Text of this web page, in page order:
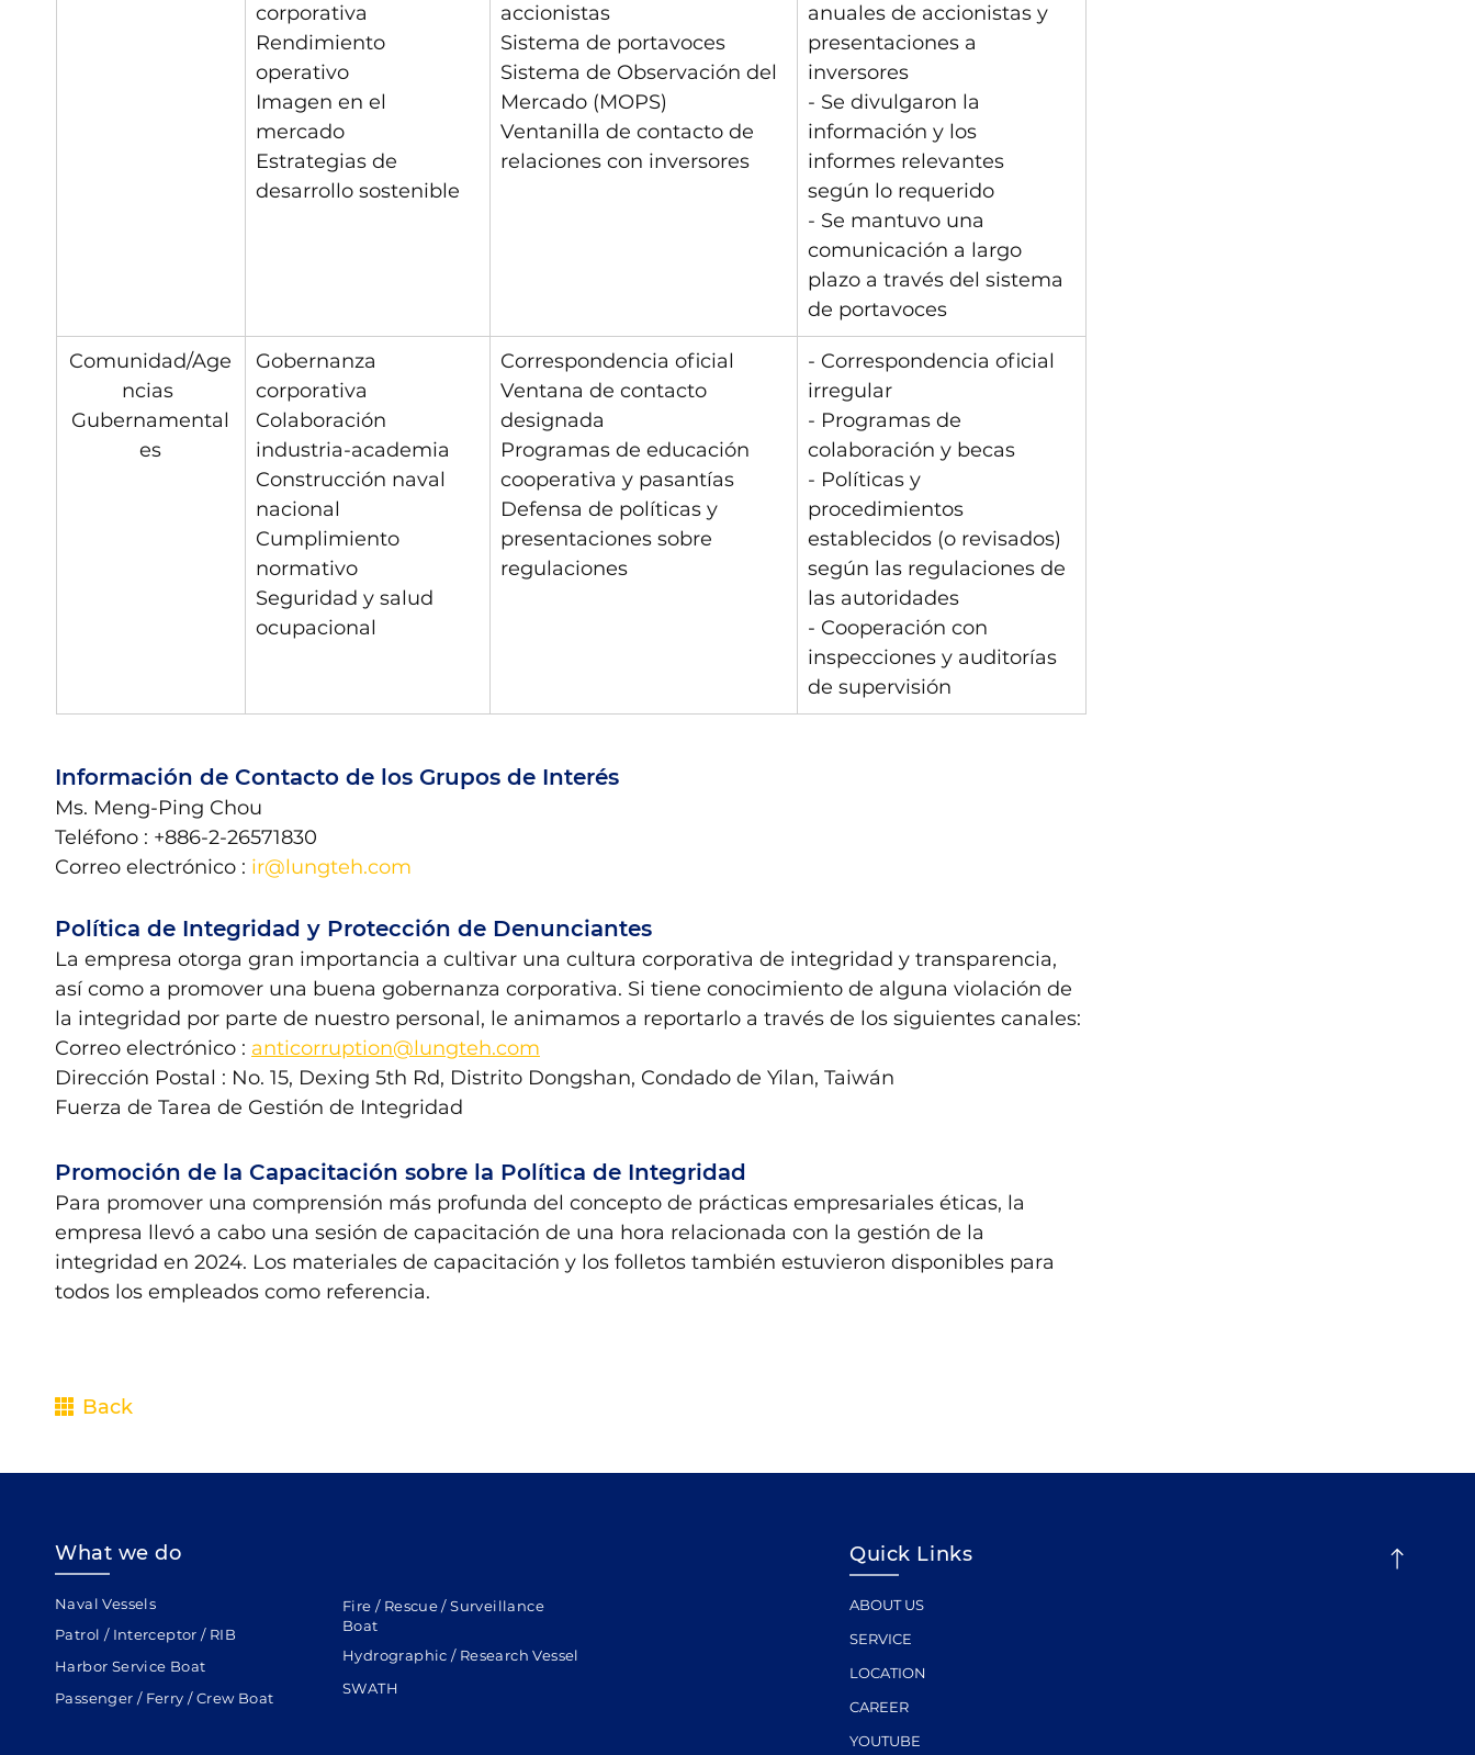
corporativa
Rendimiento
operativo
Imagen en el
mercado
Estrategias de
desarrollo sostenible
accionistas
Sistema de portavoces
Sistema de Observación del
Mercado (MOPS)
Ventanilla de contacto de
relaciones con inversores
anuales de accionistas y
presentaciones a
inversores
- Se divulgaron la
información y los
informes relevantes
según lo requerido
- Se mantuvo una
comunicación a largo
plazo a través del sistema
de portavoces
Comunidad/Age
ncias
Gubernamental
es
Gobernanza
corporativa
Colaboración
industria-academia
Construcción naval
nacional
Cumplimiento
normativo
Seguridad y salud
ocupacional
Correspondencia oficial
Ventana de contacto
designada
Programas de educación
cooperativa y pasantías
Defensa de políticas y
presentaciones sobre
regulaciones
- Correspondencia oficial
irregular
- Programas de
colaboración y becas
- Políticas y
procedimientos
establecidos (o revisados)
según las regulaciones de
las autoridades
- Cooperación con
inspecciones y auditorías
de supervisión
Información de Contacto de los Grupos de Interés
Ms. Meng-Ping Chou
Teléfono : +886-2-26571830
Correo electrónico : ir@lungteh.com
Política de Integridad y Protección de Denunciantes
La empresa otorga gran importancia a cultivar una cultura corporativa de integridad y transparencia,
así como a promover una buena gobernanza corporativa. Si tiene conocimiento de alguna violación de
la integridad por parte de nuestro personal, le animamos a reportarlo a través de los siguientes canales:
Correo electrónico : anticorruption@lungteh.com
Dirección Postal : No. 15, Dexing 5th Rd, Distrito Dongshan, Condado de Yilan, Taiwán
Fuerza de Tarea de Gestión de Integridad
Promoción de la Capacitación sobre la Política de Integridad
Para promover una comprensión más profunda del concepto de prácticas empresariales éticas, la
empresa llevó a cabo una sesión de capacitación de una hora relacionada con la gestión de la
integridad en 2024. Los materiales de capacitación y los folletos también estuvieron disponibles para
todos los empleados como referencia.
Back
What we do
Naval Vessels
Patrol / Interceptor / RIB
Harbor Service Boat
Passenger / Ferry / Crew Boat
Fire / Rescue / Surveillance
Boat
Hydrographic / Research Vessel
SWATH
Quick Links
ABOUT US
SERVICE
LOCATION
CAREER
YOUTUBE